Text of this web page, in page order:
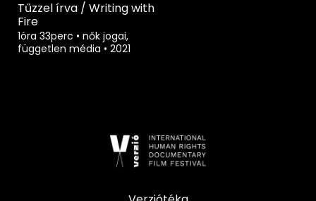
Tűzzel írva / Writing with
Fire
1óra 33perc • nők jogai,
független média • 2021